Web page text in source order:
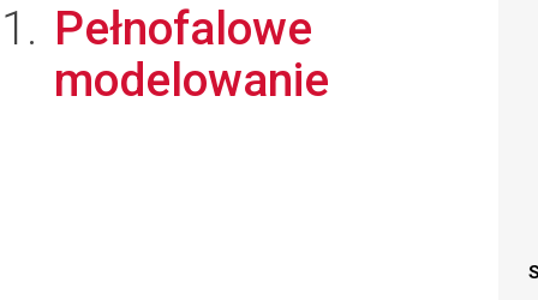
Pełnofalowe
modelowanie